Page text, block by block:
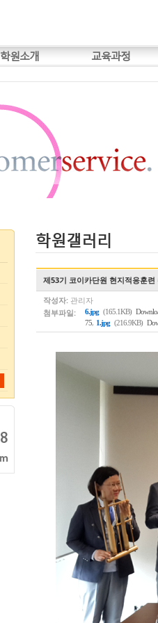
학원소개 교육과정
학원갤러리
제53기 코이카단원 현지적응훈련
작성자: 관리자
첨부파일:
6.jpg (165.1KB)
75, 1.jpg (216.9KB)